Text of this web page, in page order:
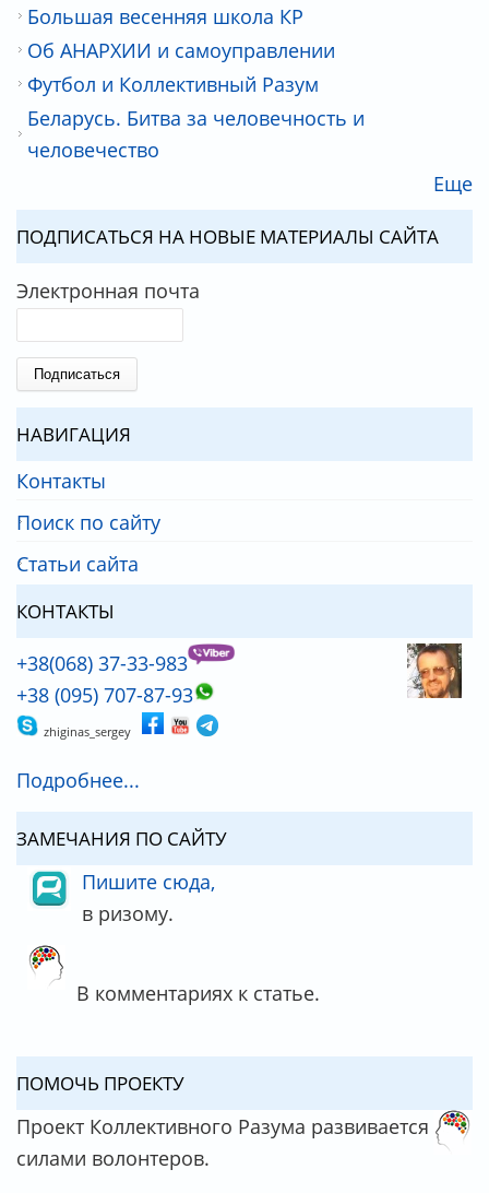
Большая весенняя школа КР
Об АНАРХИИ и самоуправлении
Футбол и Коллективный Разум
Беларусь. Битва за человечность и
человечество
Еще
ПОДПИСАТЬСЯ НА НОВЫЕ МАТЕРИАЛЫ САЙТА
Электронная почта
НАВИГАЦИЯ
Контакты
Поиск по сайту
Статьи сайта
КОНТАКТЫ
+38(068) 37-33-983
+38 (095) 707-87-93
zhiginas_sergey
Подробнее...
ЗАМЕЧАНИЯ ПО САЙТУ
Пишите сюда,
в ризому.
В комментариях к статье.
ПОМОЧЬ ПРОЕКТУ
Проект Коллективного Разума развивается
силами волонтеров.